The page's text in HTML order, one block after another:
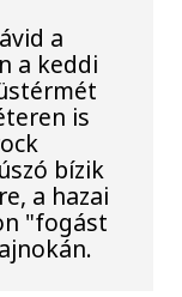
a
a keddi
is
bízik
a hazai
"fogást